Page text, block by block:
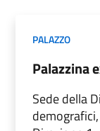
PALAZZO
Palazzina
Sede della